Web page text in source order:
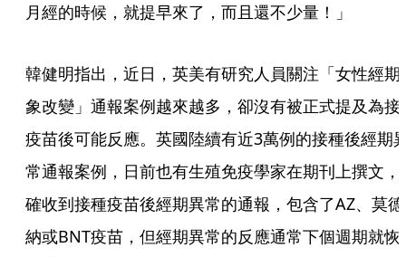
月經的時候，就提早來了，而且還不少量！」
韓健明指出，近日，英美有研究人員關注「女性經期
象改變」通報案例越來越多，卻沒有被正式提及為接
疫苗後可能反應。英國陸續有近3萬例的接種後經期
常通報案例，日前也有生殖免疫學家在期刊上撰文，
確收到接種疫苗後經期異常的通報，包含了AZ、莫德
納或BNT疫苗，但經期異常的反應通常下個週期就恢